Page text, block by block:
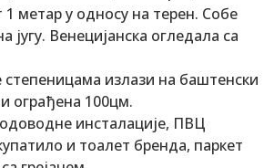
метар у односу на терен. Собе
југу. Венецијанска огледала са
степеницама излази на баштенски
ограђена 100цм.
инсталације, ПВЦ
и тоалет бренда, паркет